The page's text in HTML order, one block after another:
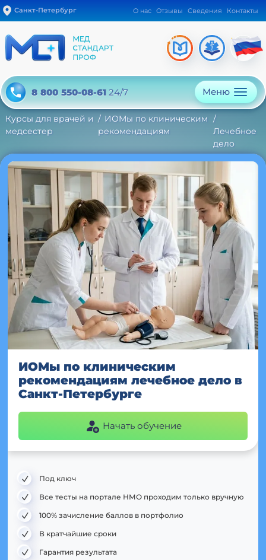
Санкт-Петербург О нас Отзывы Сведения Контакты
8 800 550-08-61 24/7 Меню
Курсы для врачей и
медсестер
ИОМы по клиническим
рекомендациям
Лечебное
дело
ИОМы по клиническим
рекомендациям лечебное дело в
Санкт-Петербурге
Начать обучение
Под ключ
Все тесты на портале НМО проходим только вручную
100% зачисление баллов в портфолио
В кратчайшие сроки
Гарантия результата